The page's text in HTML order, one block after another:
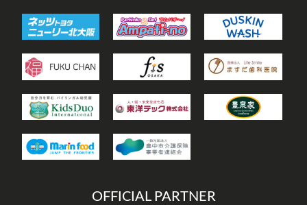
OFFICIAL PARTNER